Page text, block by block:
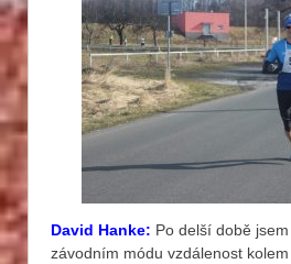
David Hanke: Po delší době
závodním módu vzdálenost kolem